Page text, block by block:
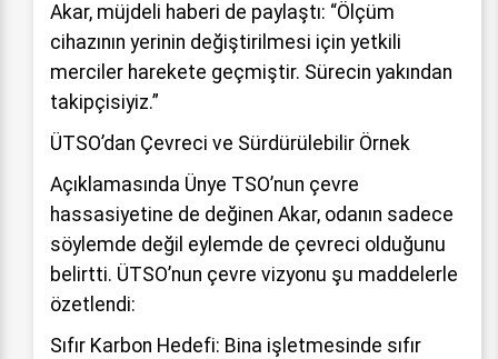
Akar, müjdeli haberi de paylaştı: “Ölçüm
cihazının yerinin değiştirilmesi için yetkili
merciler harekete geçmiştir. Sürecin yakından
takipçisiyiz.”
ÜTSO’dan Çevreci ve Sürdürülebilir Örnek
Açıklamasında Ünye TSO’nun çevre
hassasiyetine de değinen Akar, odanın sadece
söylemde değil eylemde de çevreci olduğunu
belirtti. ÜTSO’nun çevre vizyonu şu maddelerle
özetlendi:
Sıfır Karbon Hedefi: Bina işletmesinde sıfır